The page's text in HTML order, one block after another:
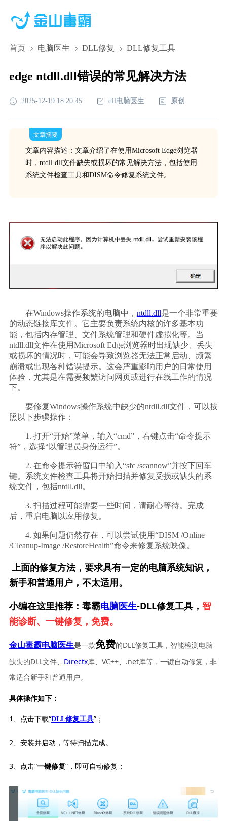
首页 电脑医生 DLL修复 DLL修复工具
edge ntdll.dll错误的常见解决方法
2025-12-19 18:20:45 dll电脑医生 原创
文章摘要
文章内容描述：文章介绍了在使用Microsoft Edge浏览器
时，ntdll.dll文件缺失或损坏的常见解决方法，包括使用
系统文件检查工具和DISM命令修复系统文件。
        在Windows操作系统的电脑中，
ntdll.dll是一个非常重要
的动态链接库文件。它主要负责系统内核的许多基本功
能，包括内存管理、文件系统管理和硬件虚拟化等。当
ntdll.dll文件在使用Microsoft Edge浏览器时出现缺少、丢失
或损坏的情况时，可能会导致浏览器无法正常启动、频繁
崩溃或出现各种错误提示。这会严重影响用户的日常使用
体验，尤其是在需要频繁访问网页或进行在线工作的情况
下。
照以下步骤操作：
符”，选择“以管理员身份运行”。
键。系统文件检查工具将开始扫描并修复受损或缺失的系
统文件，包括ntdll.dll。
后，重启电脑以应用修复。
/Cleanup-Image /RestoreHealth”命令来修复系统映像。
上面的修复方法，要求具有一定的电脑系统知识，
新手和普通用户，不太适用。
小编在这里推荐：毒霸电脑医生-DLL修复工具， 智
能诊断、一键修复，免费。
金山毒霸电脑医生是一款免费的DLL修复工具，智能检测电脑
缺失的DLL文件、 Directx库、VC++、.net库等，一键自动修复，非
常适合新手和普通用户。
具体操作如下：
1、点击下载“DLL修复工具”；
2、安装并启动，等待扫描完成。
3、点击“一键修复”，即可自动修复；